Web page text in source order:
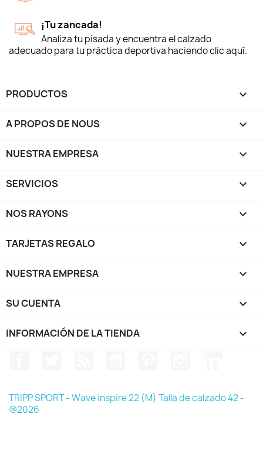
¡Tu zancada!
Analiza tu pisada y encuentra el calzado
adecuado para tu práctica deportiva haciendo clic aquí.
PRODUCTOS 
A PROPOS DE NOUS 
NUESTRA EMPRESA 
SERVICIOS 
NOS RAYONS 
TARJETAS REGALO 
NUESTRA EMPRESA 
SU CUENTA 
INFORMACIÓN DE LA TIENDA keyboard_arrow_down
TRIPP SPORT - Wave inspire 22 (M) Talla de calzado 42 -
@2026